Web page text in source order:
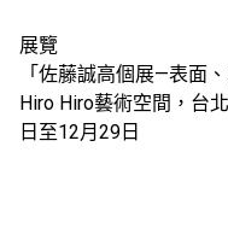
展覽
「佐藤誠高個展—表面
Hiro Hiro藝術空間，台
日至12月29日